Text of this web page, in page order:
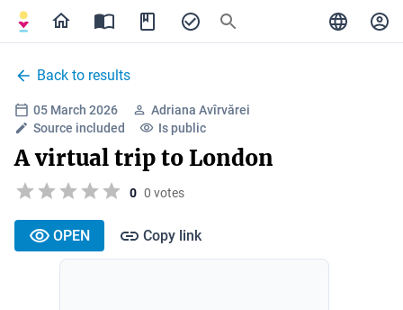
Back to results
05 March 2026
Adriana Avîrvărei
Source included
Is public
A virtual trip to London
0 0 votes
OPEN Copy link